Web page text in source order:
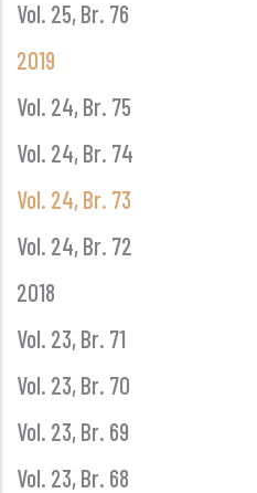
Vol. 25, Br. 76
2019
Vol. 24, Br. 75
Vol. 24, Br. 74
Vol. 24, Br. 73
Vol. 24, Br. 72
2018
Vol. 23, Br. 71
Vol. 23, Br. 70
Vol. 23, Br. 69
Vol. 23, Br. 68